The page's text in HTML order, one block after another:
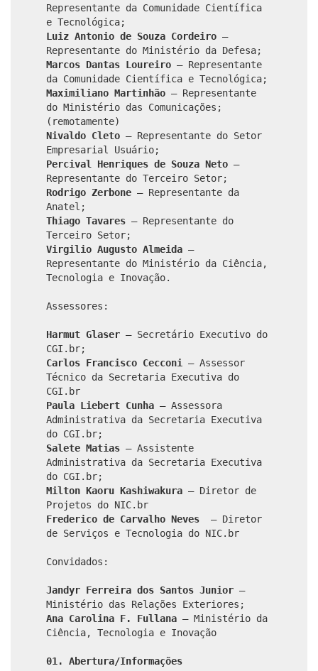
Representante da Comunidade Científica
e Tecnológica;
Luiz Antonio de Souza Cordeiro –
Representante do Ministério da Defesa;
Marcos Dantas Loureiro – Representante
da Comunidade Científica e Tecnológica;
Maximiliano Martinhão – Representante
do Ministério das Comunicações;
(remotamente)
Nivaldo Cleto – Representante do Setor
Empresarial Usuário;
Percival Henriques de Souza Neto –
Representante do Terceiro Setor;
Rodrigo Zerbone – Representante da
Anatel;
Thiago Tavares – Representante do
Terceiro Setor;
Virgilio Augusto Almeida –
Representante do Ministério da Ciência,
Tecnologia e Inovação.
Assessores:
Harmut Glaser – Secretário Executivo do
CGI.br;
Carlos Francisco Cecconi
– Assessor
Técnico da Secretaria Executiva do
CGI.br
Paula Liebert Cunha – Assessora
Administrativa da Secretaria Executiva
do CGI.br;
Salete Matias – Assistente
Administrativa da Secretaria Executiva
do CGI.br;
Milton Kaoru Kashiwakura – Diretor de
Projetos do NIC.br
Frederico de Carvalho Neves – Diretor
de Serviços e Tecnologia do NIC.br
Convidados:
Jandyr Ferreira dos Santos Junior –
Ministério das Relações Exteriores;
Ana Carolina F. Fullana – Ministério da
Ciência, Tecnologia e Inovação
01. Abertura/Informações